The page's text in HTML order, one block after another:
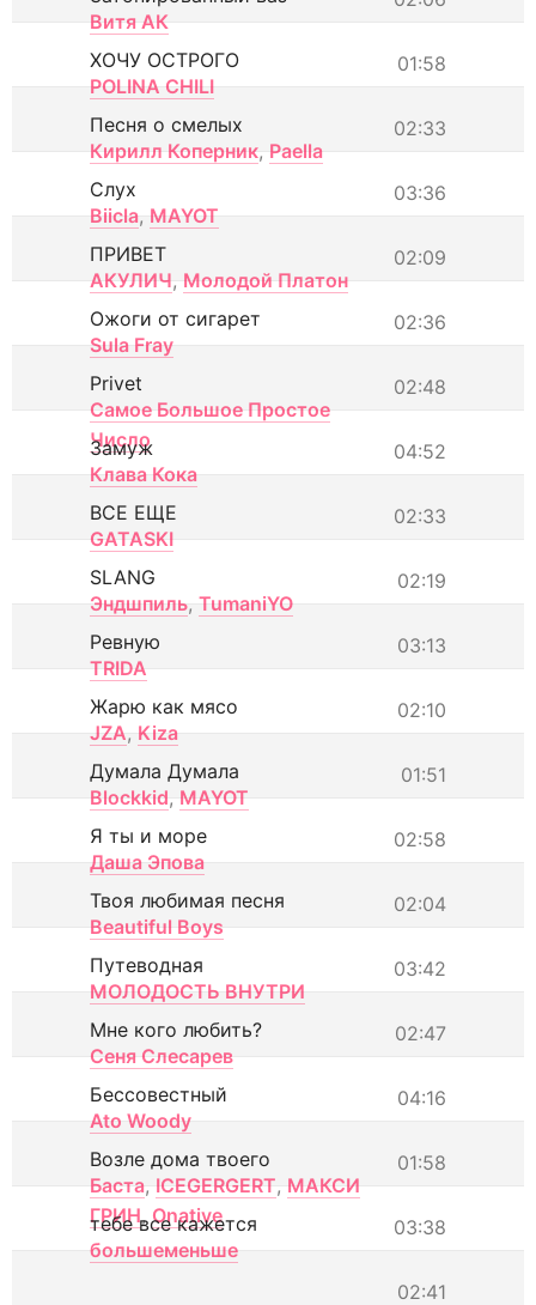
Витя АК
01:58
ХОЧУ ОСТРОГО
POLINA CHILI
02:33
Песня о смелых
Кирилл Коперник, Paella
03:36
Слух
Biicla, MAYOT
02:09
ПРИВЕТ
АКУЛИЧ, Молодой Платон
02:36
Ожоги от сигарет
Sula Fray
02:48
Privet
Самое Большое Простое
Число
04:52
Замуж
Клава Кока
02:33
ВСЕ ЕЩЕ
GATASKI
02:19
SLANG
Эндшпиль, TumaniYO
03:13
Ревную
TRIDA
02:10
Жарю как мясо
JZA, Kiza
01:51
Думала Думала
Blockkid, MAYOT
02:58
Я ты и море
Даша Эпова
02:04
Твоя любимая песня
Beautiful Boys
03:42
Путеводная
МОЛОДОСТЬ ВНУТРИ
02:47
Мне кого любить?
Сеня Слесарев
04:16
Бессовестный
Ato Woody
01:58
Возле дома твоего
Баста, ICEGERGERT, МАКСИ
ГРИН, Onative 03:38
тебе все кажется
большеменьше
02:41